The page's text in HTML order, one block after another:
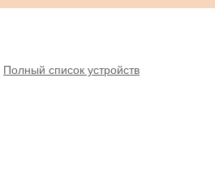
Полный список устройств